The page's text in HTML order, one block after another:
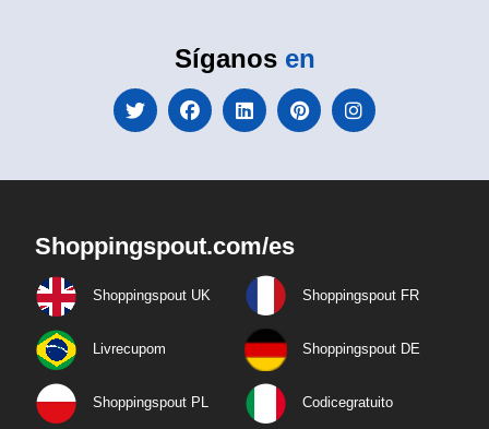
Síganos en
Shoppingspout.com/es
Shoppingspout UK Shoppingspout FR
Livrecupom Shoppingspout DE
Shoppingspout PL Codicegratuito